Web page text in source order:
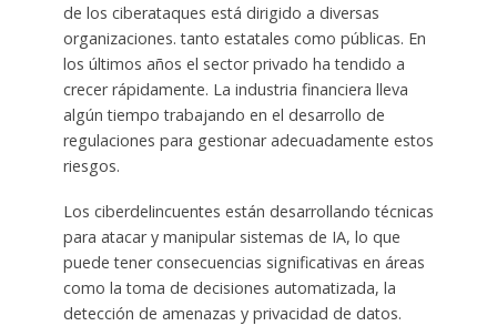
de los ciberataques está dirigido a diversas
organizaciones. tanto estatales como públicas. En
los últimos años el sector privado ha tendido a
crecer rápidamente. La industria financiera lleva
algún tiempo trabajando en el desarrollo de
regulaciones para gestionar adecuadamente estos
riesgos.
Los ciberdelincuentes están desarrollando técnicas
para atacar y manipular sistemas de IA, lo que
puede tener consecuencias significativas en áreas
como la toma de decisiones automatizada, la
detección de amenazas y privacidad de datos.